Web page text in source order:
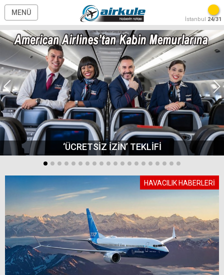
MENÜ
İstanbul 24/31
‘ÜCRETSİZ İZİN’ TEKLİFİ
HAVACILIK HABERLERİ